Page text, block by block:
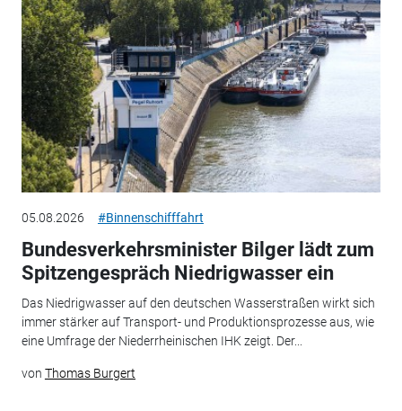
05.08.2026 #Binnenschifffahrt
Bundesverkehrsminister Bilger lädt zum
Spitzengespräch Niedrigwasser ein
Das Niedrigwasser auf den deutschen Wasserstraßen wirkt sich
immer stärker auf Transport- und Produktionsprozesse aus, wie
eine Umfrage der Niederrheinischen IHK zeigt. Der...
von Thomas Burgert